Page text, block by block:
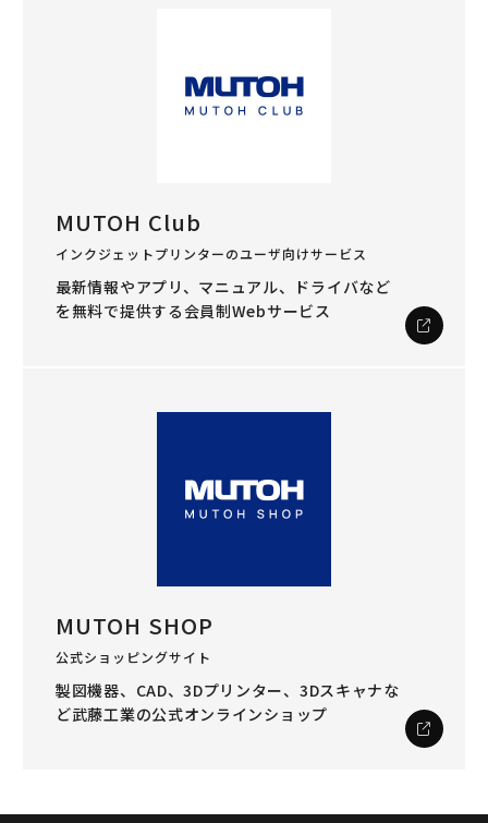
MUTOH Club
インクジェットプリンターのユーザ向けサービス
最新情報やアプリ、マニュアル、ドライバなど
を無料で提供する会員制Webサービス
MUTOH SHOP
公式ショッピングサイト
製図機器、CAD、3Dプリンター、3Dスキャナな
ど武藤工業の公式オンラインショップ